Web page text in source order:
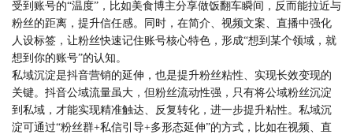
受到账号的“温度”，比如美食博主分享做饭翻车瞬间，反而能拉近与
粉丝的距离，提升信任感。同时，在简介、视频文案、直播中强化
人设标签，让粉丝快速记住账号核心特色，形成“想到某个领域，就
想到你的账号”的认知。
私域沉淀是抖音营销的延伸，也是提升粉丝粘性、实现长效变现的
关键。抖音公域流量虽大，但粉丝流动性强，只有将公域粉丝沉淀
到私域，才能实现精准触达、反复转化，进一步提升粘性。私域沉
淀可通过“粉丝群+私信引导+多形态延伸”的方式，比如在视频、直